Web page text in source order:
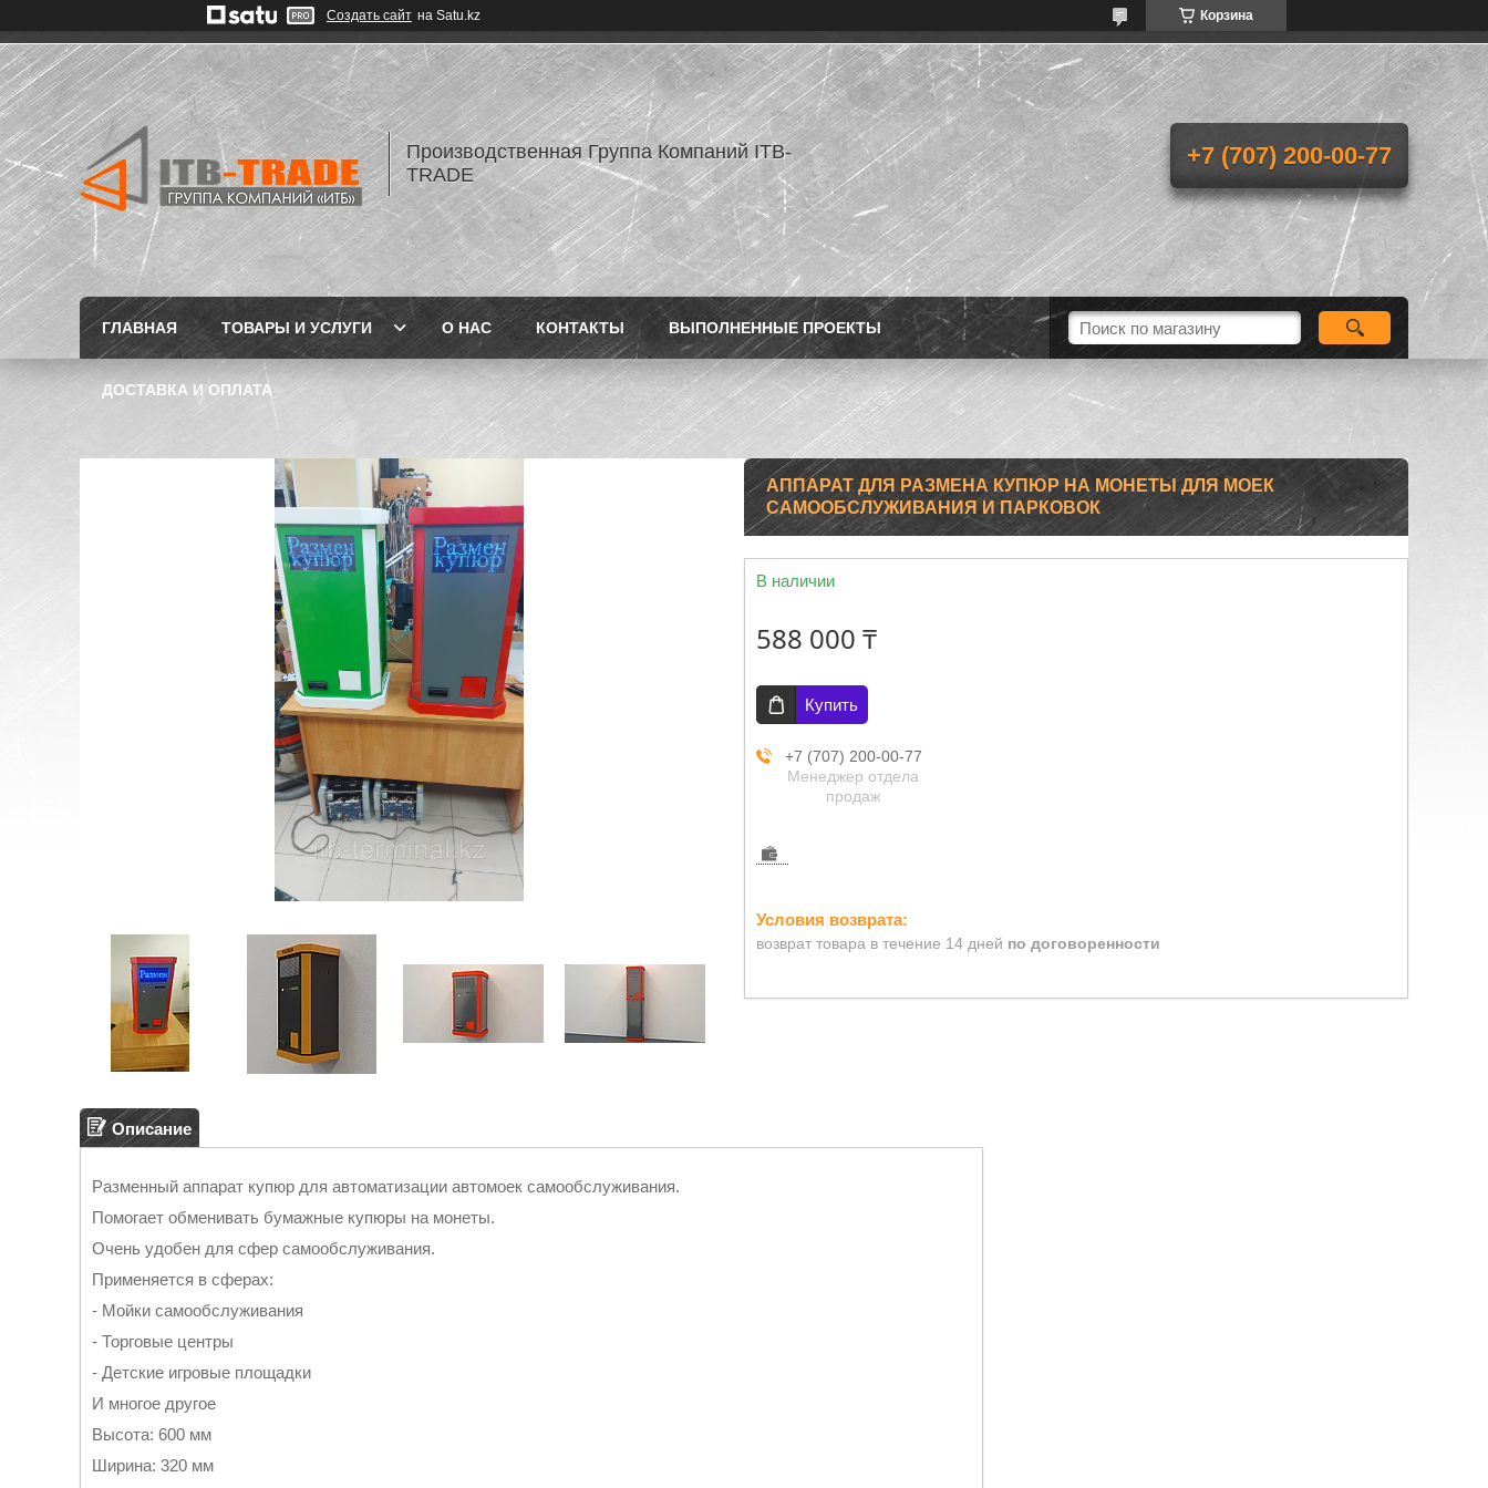
Создать сайт на Satu.kz Корзина
Производственная Группа Компаний ITB-
TRADE
+7 (707) 200-00-77
ГЛАВНАЯ ТОВАРЫ И УСЛУГИ О НАС КОНТАКТЫ ВЫПОЛНЕННЫЕ ПРОЕКТЫ
ДОСТАВКА И ОПЛАТА
АППАРАТ ДЛЯ РАЗМЕНА КУПЮР НА МОНЕТЫ ДЛЯ МОЕК
САМООБСЛУЖИВАНИЯ И ПАРКОВОК
В наличии
588 000 ₸
Купить
+7 (707) 200-00-77
Менеджер отдела
продаж
возврат товара в течение 14 дней по договоренности
Описание
Разменный аппарат купюр для автоматизации автомоек самообслуживания.
Помогает обменивать бумажные купюры на монеты.
Очень удобен для сфер самообслуживания.
Применяется в сферах:
- Мойки самообслуживания
- Торговые центры
- Детские игровые площадки
И многое другое
Высота: 600 мм
Ширина: 320 мм